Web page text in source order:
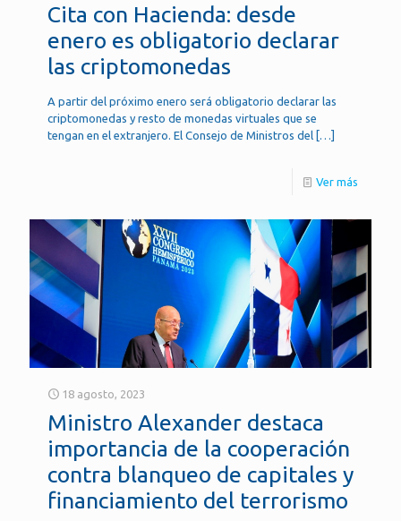
Cita con Hacienda: desde
enero es obligatorio declarar
las criptomonedas
A partir del próximo enero será obligatorio declarar las
criptomonedas y resto de monedas virtuales que se
tengan en el extranjero. El Consejo de Ministros del […]
Ver más
18 agosto, 2023
Ministro Alexander destaca
importancia de la cooperación
contra blanqueo de capitales y
financiamiento del terrorismo